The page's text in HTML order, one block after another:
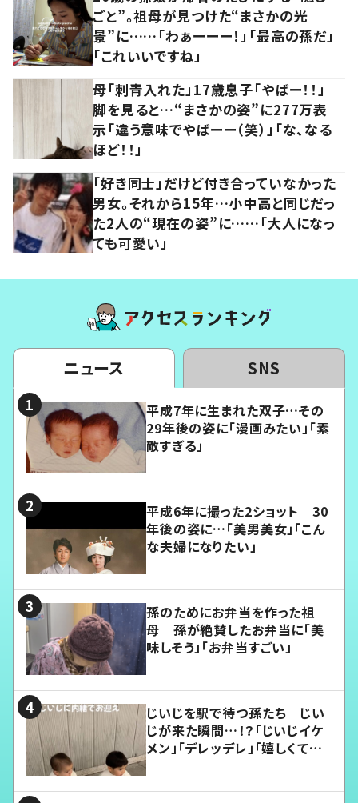
ごと”。祖母が見つけた“まさかの光
景”に……「わぁーーー！」「最高の孫だ」
「これいいですね」
母「刺青入れた」17歳息子「やばー！！」
脚を見ると…“まさかの姿”に277万表
示「違う意味でやばーー（笑）」「な、なる
ほど！！」
「好き同士」だけど付き合っていなかった
男女。それから15年…小中高と同じだっ
た2人の“現在の姿”に……「大人になっ
ても可愛い」
ニュース SNS
平成7年に生まれた双子…その
29年後の姿に「漫画みたい」「素
敵すぎる」
平成6年に撮った2ショット 30
年後の姿に…「美男美女」「こん
な夫婦になりたい」
孫のためにお弁当を作った祖
母 孫が絶賛したお弁当に「美
味しそう」「お弁当すごい」
じいじを駅で待つ孫たち じい
じが来た瞬間…！？「じいじイケ
メン」「デレッデレ」「嬉しくて可